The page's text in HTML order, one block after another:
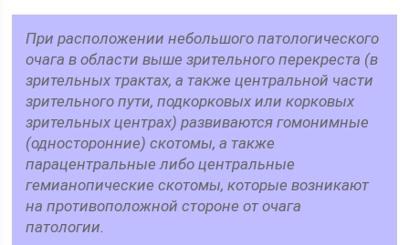
При расположении небольшого патологического
очага в области выше зрительного перекреста (в
зрительных трактах, а также центральной части
зрительного пути, подкорковых или корковых
зрительных центрах) развиваются гомонимные
(односторонние) скотомы, а также
парацентральные либо центральные
гемианопические скотомы, которые возникают
на противоположной стороне от очага
патологии.